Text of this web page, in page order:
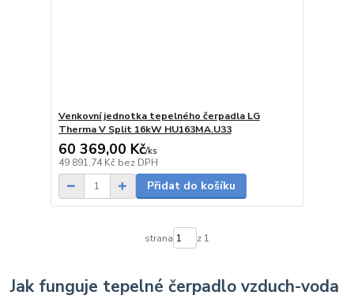
Venkovní jednotka tepelného čerpadla LG
Therma V Split 16kW HU163MA.U33
60 369,00 Kč/ks
49 891,74 Kč bez DPH
Přidat do košíku
strana z 1
Jak funguje tepelné čerpadlo vzduch-voda